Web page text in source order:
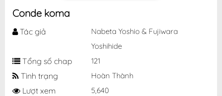
Conde koma
Tác giả
Nabeta Yoshio & Fujiwara
Yoshihide
Tổng số chap 121
Tình trạng Hoàn Thành
Lượt xem 5,640